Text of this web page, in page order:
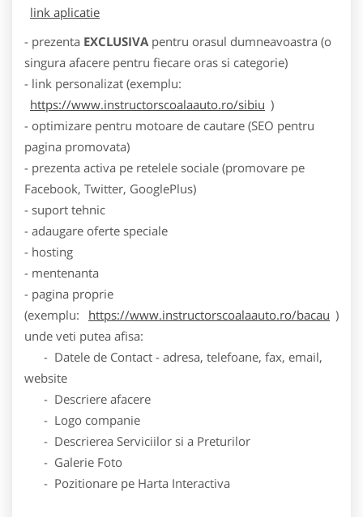
link aplicatie
- prezenta EXCLUSIVA pentru orasul dumneavoastra (o
singura afacere pentru fiecare oras si categorie)
- link personalizat (exemplu:
https://www.instructorscoalaauto.ro/sibiu )
- optimizare pentru motoare de cautare (SEO pentru
pagina promovata)
- prezenta activa pe retelele sociale (promovare pe
Facebook, Twitter, GooglePlus)
- suport tehnic
- adaugare oferte speciale
- hosting
- mentenanta
- pagina proprie
(exemplu:
https://www.instructorscoalaauto.ro/bacau )
unde veti putea afisa:
- Datele de Contact - adresa, telefoane, fax, email,
website
- Descriere afacere
- Logo companie
- Descrierea Serviciilor si a Preturilor
- Galerie Foto
- Pozitionare pe Harta Interactiva